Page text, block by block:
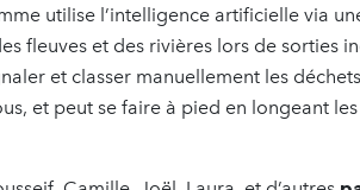
utilise l’intelligence artificielle via
fleuves et des rivières lors de sorties
et classer manuellement les
et peut se faire à pied en longeant